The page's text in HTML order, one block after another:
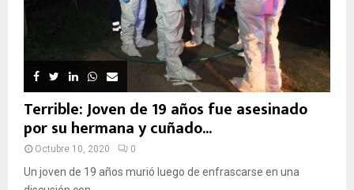
Terrible: Joven de 19 años fue asesinado
por su hermana y cuñado...
Octubre 10, 2020 0
Un joven de 19 años murió luego de enfrascarse en una